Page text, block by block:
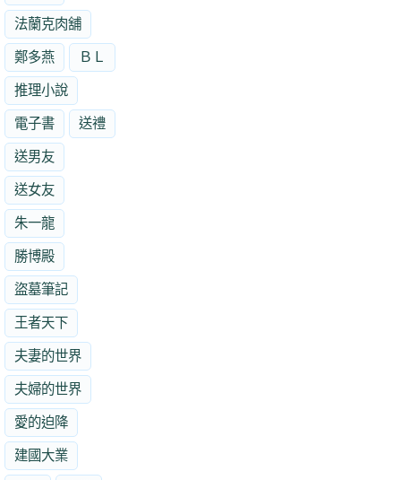
法蘭克肉舖
鄭多燕 ＢＬ
推理小說
電子書 送禮
送男友
送女友
朱一龍
勝博殿
盜墓筆記
王者天下
夫妻的世界
夫婦的世界
愛的迫降
建國大業